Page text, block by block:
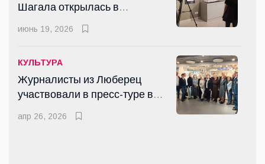
КУЛЬТУРА
Вторые Татарские игры
окт 19, 2025
СПОРТ
Дмитрий Аленичев и Егор
Шагала открылась в
июнь 19, 2026
КУЛЬТУРА
Журналисты из Люберец
участвовали в пресс-туре в
апр 26, 2026